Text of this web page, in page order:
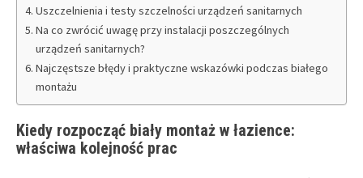
Uszczelnienia i testy szczelności urządzeń sanitarnych
Na co zwrócić uwagę przy instalacji poszczególnych
urządzeń sanitarnych?
Najczęstsze błędy i praktyczne wskazówki podczas białego
montażu
Kiedy rozpocząć biały montaż w łazience:
właściwa kolejność prac